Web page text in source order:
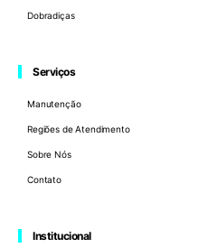
Dobradiças
Serviços
Manutenção
Regiões de Atendimento
Sobre Nós
Contato
Institucional